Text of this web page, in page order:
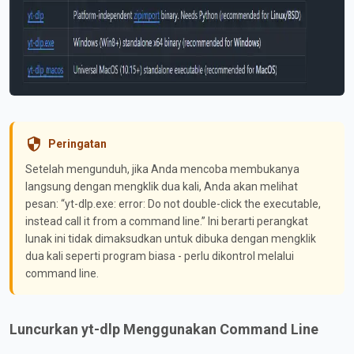
Peringatan
Setelah mengunduh, jika Anda mencoba membukanya
langsung dengan mengklik dua kali, Anda akan melihat
pesan: “yt-dlp.exe: error: Do not double-click the executable,
instead call it from a command line.” Ini berarti perangkat
lunak ini tidak dimaksudkan untuk dibuka dengan mengklik
dua kali seperti program biasa - perlu dikontrol melalui
command line.
Luncurkan yt-dlp Menggunakan Command Line